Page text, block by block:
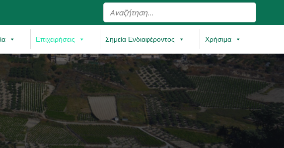
Επιχειρήσεις Σημεία Ενδιαφέροντος Χρήσιμα